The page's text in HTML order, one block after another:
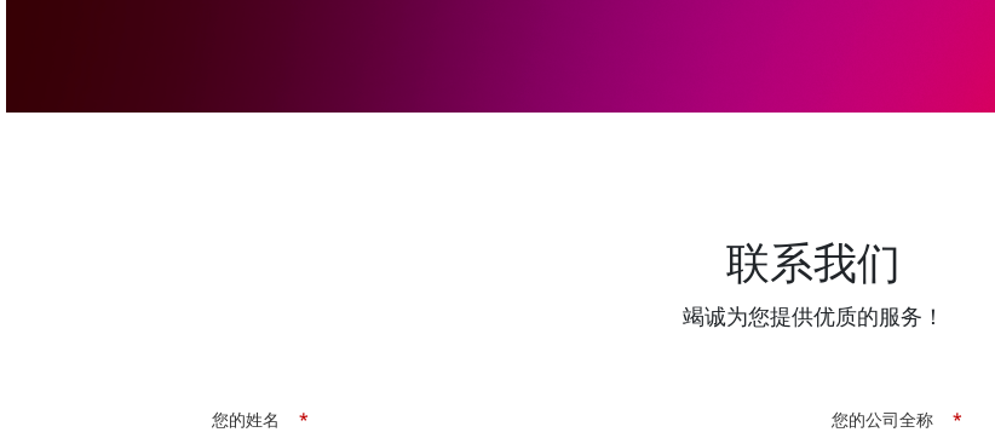
联系我们
竭诚为您提供优质的服务！
*
您的姓名 *
您的公司全称